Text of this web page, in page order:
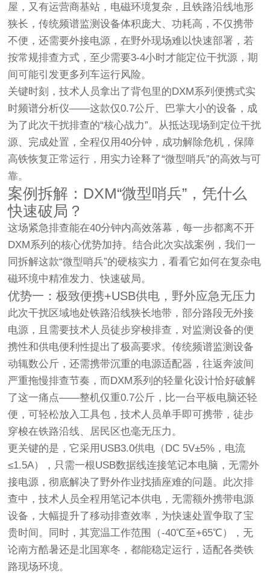
屋，又有运营商基站，电磁环境复杂，且铁路沿线地形
狭长，传统频谱监测设备体积庞大、功耗高，不仅携带
不便，还需要外接电源，在野外现场难以快速部署，若
按常规排查方式，至少需要3-4小时才能定位干扰源，期
间可能引发更多列车运行风险。
关键时刻，技术人员拿出了背包里的DXM系列便携式实
时频谱分析仪——这款仅0.7公斤、巴掌大小的设备，成
为了此次干扰排查的“核心战力”。从抵达现场到定位干扰
源、完成处置，全程仅用40分钟，成功解除危机，保障
高铁恢复正常运行，用实力诠释了“微型哨兵”的高效与可
靠。
案例拆解：DXM“微型哨兵”，凭什么
快速破局？
这场紧急排查能在40分钟内高效落幕，每一步都离不开
DXM系列的核心优势加持。结合此次实战案例，我们一
同拆解这款“微型哨兵”的硬核实力，看看它如何在复杂电
磁环境中精准发力、快速破局。
优势一：极致便携+USB供电，野外应急无压力
此次干扰区域地处铁路沿线狭长地带，部分路段无外接
电源，且需要技术人员徒步穿梭排查，对监测设备的便
携性和供电便利性提出了极高要求。传统频谱监测设备
动辄数公斤，还需携带沉重的电源适配器，往返奔波间
严重拖慢排查节奏，而DXM系列的轻量化设计恰好破解
了这一痛点——整机仅重0.7公斤，比一台平板电脑还轻
便，可轻松放入工具包，技术人员单手即可携带，徒步
穿梭在铁路沿线、居民区也毫无压力。
更关键的是，它采用USB3.0供电（DC 5V±5%，电流
≤1.5A），只需一根USB数据线连接笔记本电脑，无需外
接电源，彻底解决了野外作业找插座难的问题。此次排
查中，技术人员全程用笔记本供电，无需额外携带电源
设备，大幅提升了移动排查效率，为快速处置争取了宝
贵时间。同时，其宽温工作范围（-40℃至+65℃），无
论南方酷暑还是北国寒冬，都能稳定运行，适配各类铁
路现场环境。